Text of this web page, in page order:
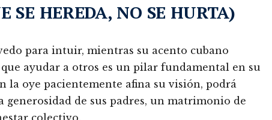
SE HEREDA, NO SE HURTA)
para intuir, mientras su acento cubano
ayudar a otros es un pilar fundamental en su
la oye pacientemente afina su visión, podrá
de sus padres, un matrimonio de
colectivo.